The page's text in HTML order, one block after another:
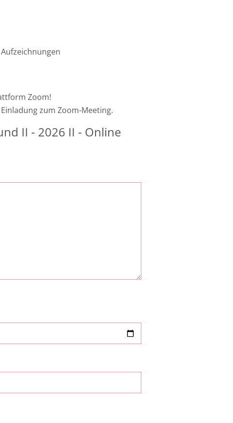
Zoom!
zum Zoom-Meeting.
II - 2026 II - Online